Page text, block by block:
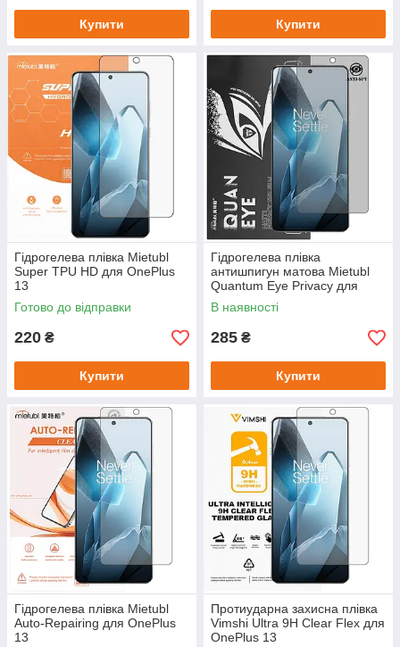
Купити Купити
Гідрогелева плівка Mietubl
Super TPU HD для OnePlus
13
Готово до відправки
220 ₴
Купити
Гідрогелева плівка
антишпигун матова Mietubl
Quantum Eye Privacy для
OnePlus 13
В наявності
285 ₴
Купити
Гідрогелева плівка Mietubl
Auto-Repairing для OnePlus
13
Протиударна захисна плівка
Vimshi Ultra 9H Clear Flex для
OnePlus 13